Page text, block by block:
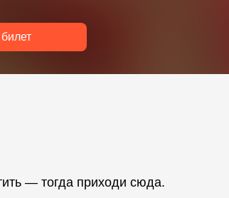
билет
— тогда приходи сюда.